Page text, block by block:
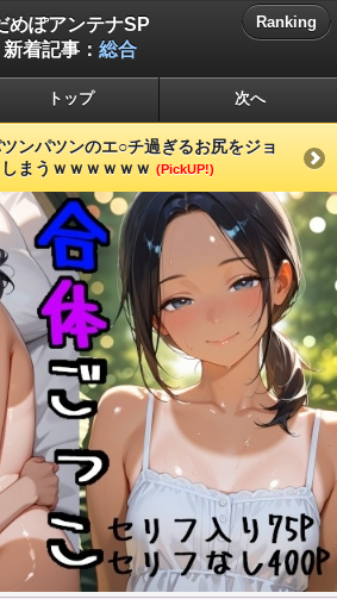
めぽアンテナSP
新着記事： 総合
Ranking
トップ 次へ
ツンパツンのエ○チ過ぎるお尻をジョ
まうｗｗｗｗｗｗ (PickUP!)